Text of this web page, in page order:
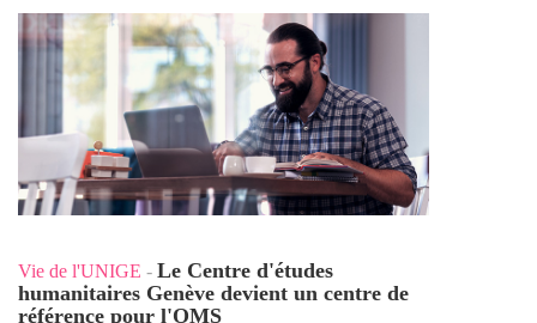
Vie de l'UNIGE - Le Centre d'études
humanitaires Genève devient un centre de
référence pour l'OMS